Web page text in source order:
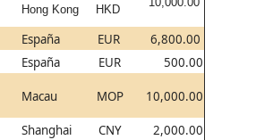
Hong Kong HKD
España EUR
6,800.00
España EUR
500.00
Macau MOP 10,000.00
Shanghai CNY
2,000.00